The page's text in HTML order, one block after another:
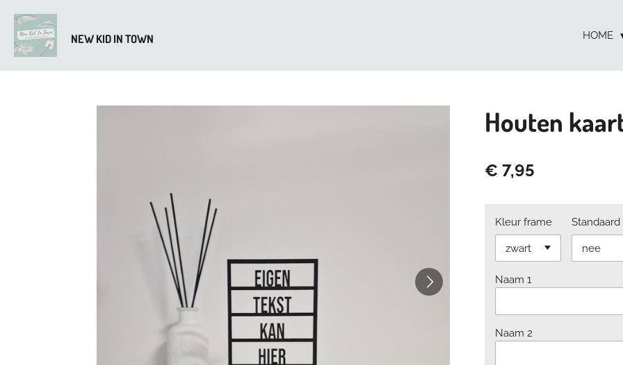
Ga
direct
naar
de
hoofdinhoud
NEW KID IN TOWN HOME
Houten
€ 7,95
Kleur frame Standaard
Naam 1
Naam 2